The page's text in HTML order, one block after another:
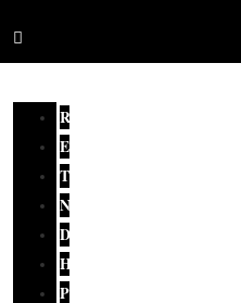
REDAKSI
EDITORIAL
TERKINI
NASIONAL
DAERAH
HUKUM
POLITIK